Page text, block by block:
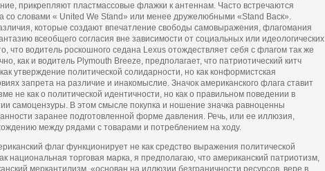
прикрепляют пластмассовые флажки к антеннам. Часто встречаются
со словами « United We Stand» или менее дружелюбными «Stand Васк».
которые создают впечатление свободы самовыражения, флагомания
всеобщего согласия вне зависимости от социальных или идеологических
что водитель роскошного седана Lexus отождествляет себя с флагом так же
как и водитель Plymouth Breeze, предполагает, что патриотический китч
утверждение политической солидарности, но как конформистская
запрета на различие и инакомыслие. Значок американского флага ставит
не как о политической идентичности, но как о правильном поведении в
самоцензуры. В этом смысле покупка и ношение значка равноценны
заранее подготовленной форме давления. Речь, или ее иллюзия,
между рядами с товарами и потреблением на ходу.
флаг функционирует не как средство выражения политической
национальная торговая марка, я предполагаю, что американский патриотизм,
меркантилизм, «основан на иллюзии безграничности ресурсов, вере в